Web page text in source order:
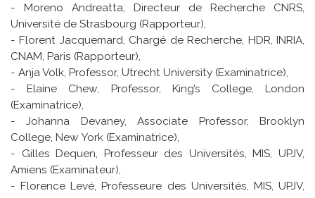
- Moreno Andreatta, Directeur de Recherche CNRS,
Université de Strasbourg (Rapporteur),
- Florent Jacquemard, Chargé de Recherche, HDR, INRIA,
CNAM, Paris (Rapporteur),
- Anja Volk, Professor, Utrecht University (Examinatrice),
- Elaine Chew, Professor, King’s College, London
(Examinatrice),
- Johanna Devaney, Associate Professor, Brooklyn
College, New York (Examinatrice),
- Gilles Dequen, Professeur des Universités, MIS, UPJV,
Amiens (Examinateur),
- Florence Levé, Professeure des Universités, MIS, UPJV,